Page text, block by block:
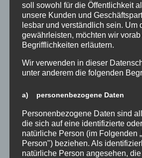
soll sowohl für die Öffentlichkeit
unsere Kunden und
lesbar und verständlich sein. Um
gewährleisten, möchten wir
Begrifflichkeiten erläutern.
Wir verwenden in dieser
unter anderem die folgenden
a) personenbezogene Daten
Personenbezogene Daten sind
die sich auf eine identifizierte
natürliche Person (im Folgenden
Person") beziehen. Als
natürliche Person angesehen,